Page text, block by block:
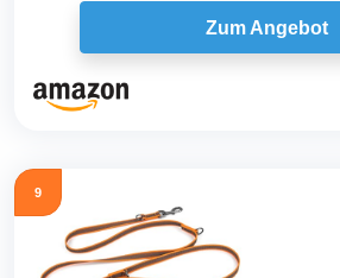
Zum Angebot
9